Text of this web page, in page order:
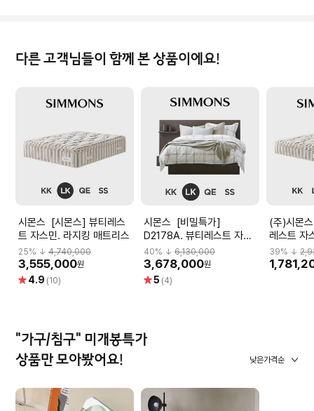
다른 고객님들이 함께 본 상품이에요!
시몬스 [시몬스] 뷰티레스
트 자스민. 라지킹 매트리스
25% ↓ 4,740,000
3,555,000원
별 4.9 (10)
시몬스 [비밀특가]
D2178A. 뷰티레스트 자스
민. 라지킹 침대
40% ↓6,130,000
3,678,000원
별5 (4)
(주)시몬스 [비밀특가]
레스트 자
트리스
39% ↓
"가구/침구" 미개봉특가
상품만 모아봤어요!
낮은가격순